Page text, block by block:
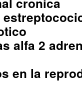
alfa 2
en la